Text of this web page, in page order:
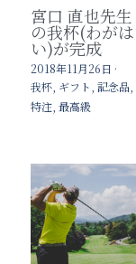
宮口 直也先生
の我杯(わがは
い)が完成
2018年11月26日 ·
我杯, ギフト, 記念品,
特注, 最高級